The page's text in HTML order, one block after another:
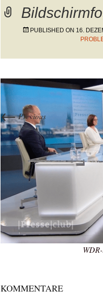
PUBLISHED ON 16.
←Previous
KOMMENTARE